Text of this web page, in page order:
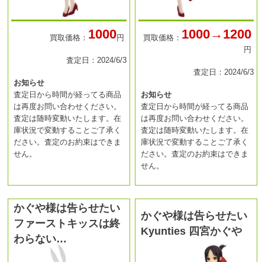
買取価格： 1000円
査定日：2024/6/3
お知らせ
査定日から時間が経ってる商品
は再度お問い合わせください。
査定は随時変動いたします。在
庫状況で変動することご了承く
ださい。査定のお約束はできま
せん。
買取価格： 1000→1200
円
査定日：2024/6/3
お知らせ
査定日から時間が経ってる商品
は再度お問い合わせください。
査定は随時変動いたします。在
庫状況で変動することご了承く
ださい。査定のお約束はできま
せん。
かぐや様は告らせたい
ファーストキッスは終
わらない…
かぐや様は告らせたい
Kyunties 四宮かぐや